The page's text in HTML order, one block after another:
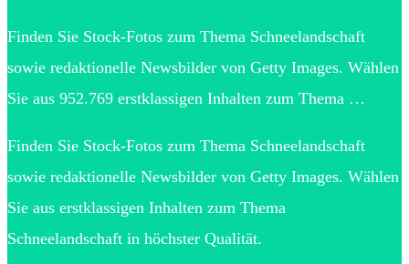
Finden Sie Stock-Fotos zum Thema Schneelandschaft
sowie redaktionelle Newsbilder von Getty Images. Wählen
Sie aus 952.769 erstklassigen Inhalten zum Thema …
Finden Sie Stock-Fotos zum Thema Schneelandschaft
sowie redaktionelle Newsbilder von Getty Images. Wählen
Sie aus erstklassigen Inhalten zum Thema
Schneelandschaft in höchster Qualität.